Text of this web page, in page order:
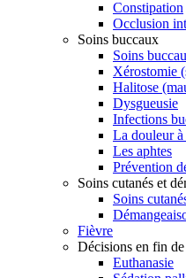
Constipation
Occlusion
Soins buccaux
Soins
Xérostomie
Halitose
Dysgueusie
Infections
La douleur
Les aphtes
Prévention
Soins cutanés et
Soins
Fièvre
Décisions en fin
Euthanasie